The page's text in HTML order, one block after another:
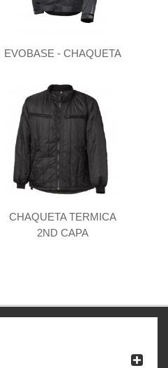
EVOBASE - CHAQUETA
CHAQUETA TERMICA
2ND CAPA